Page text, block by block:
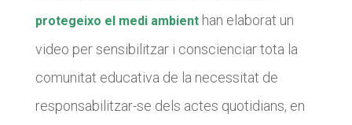
protegeixo el medi ambienthan elaborat un
video per sensibilitzar i conscienciar tota la
comunitat educativa de la necessitat de
responsabilitzar-se dels actes quotidians, en
Missió i valors
Els comptes clars
Memòria d'activitats
Proposta educativa
Missió i valors
Els comptes clars
Memòria d'activitats
Proposta educativa